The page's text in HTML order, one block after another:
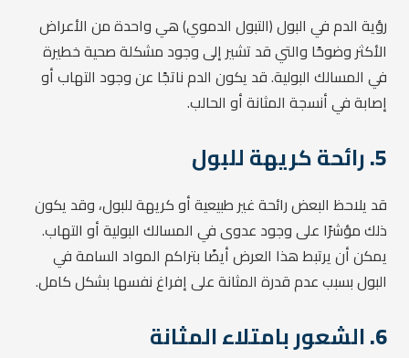
رؤية الدم في البول (التبول الدموي) هي واحدة من الأعراض
الأكثر وضوحًا والتي قد تشير إلى وجود مشكلة صحية خطيرة
في المسالك البولية. قد يكون الدم ناتجًا عن وجود التهاب أو
إصابة في أنسجة المثانة أو الحالب.
5. رائحة كريهة للبول
قد يلاحظ البعض رائحة غير طبيعية أو كريهة للبول، وقد يكون
ذلك مؤشرًا على وجود عدوى في المسالك البولية أو التهاب.
يمكن أن يرتبط هذا العرض أيضًا بتراكم المواد السامة في
البول بسبب عدم قدرة المثانة على إفراغ نفسها بشكل كامل.
6. الشعور بامتلاء المثانة